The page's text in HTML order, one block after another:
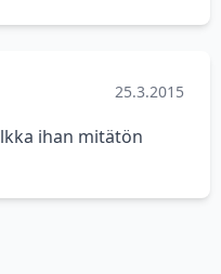
25.3.2015
ihan mitätön